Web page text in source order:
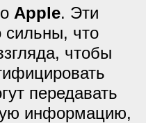
Apple. Эти
сильны, что
чтобы
передавать
информацию,